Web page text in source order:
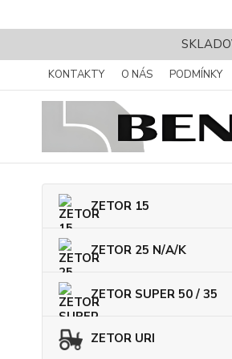
KONTAKTY O NÁS PODMÍNKY
ZETOR 15
ZETOR 25 N/A/K
ZETOR SUPER 50 / 35
ZETOR URI